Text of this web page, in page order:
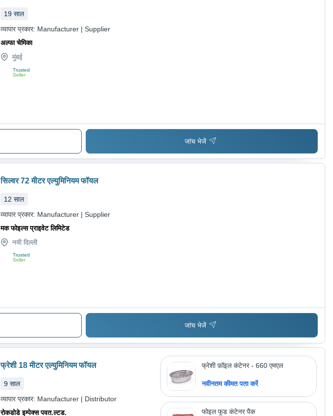
19 साल
व्यापार प्रकार: Manufacturer | Supplier
अल्फा चेमिका
मुंबई
Trusted
Seller
जांच भेजें
सिल्वर 72 मीटर एल्युमिनियम फॉयल
12 साल
व्यापार प्रकार: Manufacturer | Supplier
मक फोइल्स प्राइवेट लिमिटेड
नयी दिल्ली
Trusted
Seller
जांच भेजें
फ्रेशी 18 मीटर एल्युमिनियम फॉयल
9 साल
व्यापार प्रकार: Manufacturer | Distributor
रोकडोडे इम्पेक्स पवत.ल्टड.
फ्रेशी फ़ॉइल कंटेनर - 660 एमएल
नवीनतम कीमत पता करें
फोइल फूड कंटेनर पैक